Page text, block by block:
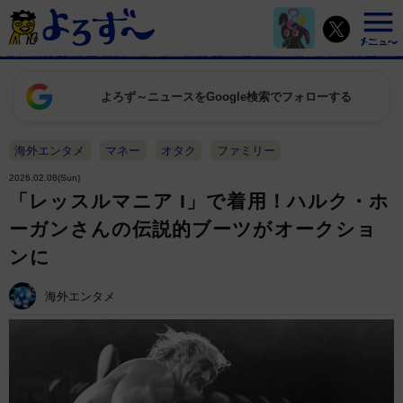
よろず～ニュースをGoogle検索でフォローする
海外エンタメ マネー オタク ファミリー
2026.02.08(Sun)
「レッスルマニア I」で着用！ハルク・ホ
ーガンさんの伝説的ブーツがオークショ
ンに
海外エンタメ